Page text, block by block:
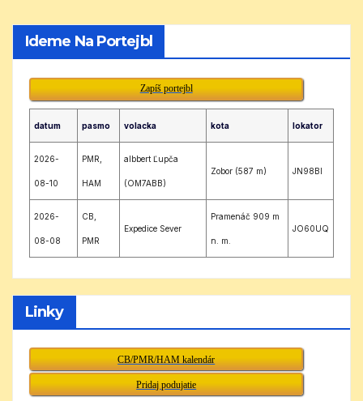
Ideme Na Portejbl
Zapíš portejbl
datum pasmo volacka kota lokator
2026-
08-10
PMR,
HAM
albbert Ľupča
(OM7ABB)
Zobor (587 m) JN98BI
2026-
08-08
CB,
PMR
Expedice Sever
Pramenáč 909 m
n. m.
JO60UQ
Linky
CB/PMR/HAM kalendár
Pridaj podujatie